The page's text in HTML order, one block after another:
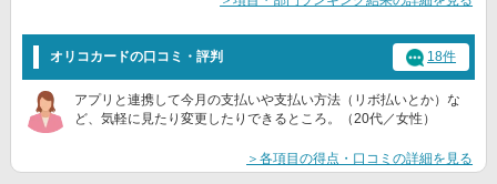
オリコカードの口コミ・評判 18件
アプリと連携して今月の支払いや支払い方法（リボ払いとか）な
ど、気軽に見たり変更したりできるところ。（20代／女性）
＞各項目の得点・口コミの詳細を見る